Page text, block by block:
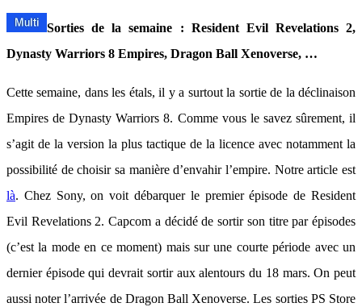
Sorties de la semaine : Resident Evil Revelations 2,
Dynasty Warriors 8 Empires, Dragon Ball Xenoverse, …
Cette semaine, dans les étals, il y a surtout la sortie de la déclinaison
Empires de Dynasty Warriors 8. Comme vous le savez sûrement, il
s’agit de la version la plus tactique de la licence avec notamment la
possibilité de choisir sa manière d’envahir l’empire. Notre article est
là. Chez Sony, on voit débarquer le premier épisode de Resident
Evil Revelations 2. Capcom a décidé de sortir son titre par épisodes
(c’est la mode en ce moment) mais sur une courte période avec un
dernier épisode qui devrait sortir aux alentours du 18 mars. On peut
aussi noter l’arrivée de Dragon Ball Xenoverse. Les sorties PS Store